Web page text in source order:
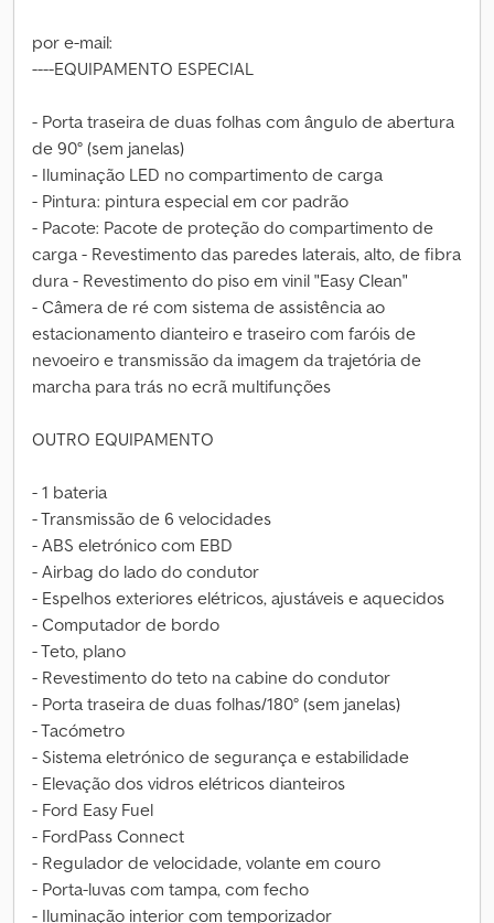
por e-mail:
----EQUIPAMENTO ESPECIAL
- Porta traseira de duas folhas com ângulo de abertura
de 90° (sem janelas)
- Iluminação LED no compartimento de carga
- Pintura: pintura especial em cor padrão
- Pacote: Pacote de proteção do compartimento de
carga - Revestimento das paredes laterais, alto, de fibra
dura - Revestimento do piso em vinil "Easy Clean"
- Câmera de ré com sistema de assistência ao
estacionamento dianteiro e traseiro com faróis de
nevoeiro e transmissão da imagem da trajetória de
marcha para trás no ecrã multifunções
OUTRO EQUIPAMENTO
- 1 bateria
- Transmissão de 6 velocidades
- ABS eletrónico com EBD
- Airbag do lado do condutor
- Espelhos exteriores elétricos, ajustáveis e aquecidos
- Computador de bordo
- Teto, plano
- Revestimento do teto na cabine do condutor
- Porta traseira de duas folhas/180° (sem janelas)
- Tacómetro
- Sistema eletrónico de segurança e estabilidade
- Elevação dos vidros elétricos dianteiros
- Ford Easy Fuel
- FordPass Connect
- Regulador de velocidade, volante em couro
- Porta-luvas com tampa, com fecho
- Iluminação interior com temporizador